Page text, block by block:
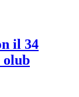
il 34
olub